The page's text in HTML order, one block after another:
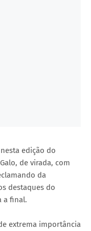
edição do
de virada, com
da
destaques do
a final.
extrema importância